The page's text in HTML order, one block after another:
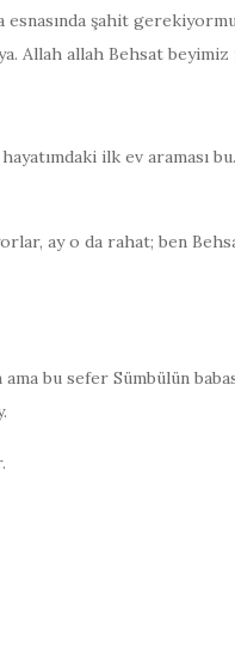
şahit
Allah allah Behsat
ilk ev araması
ay o da rahat; ben
bu sefer Sümbülün